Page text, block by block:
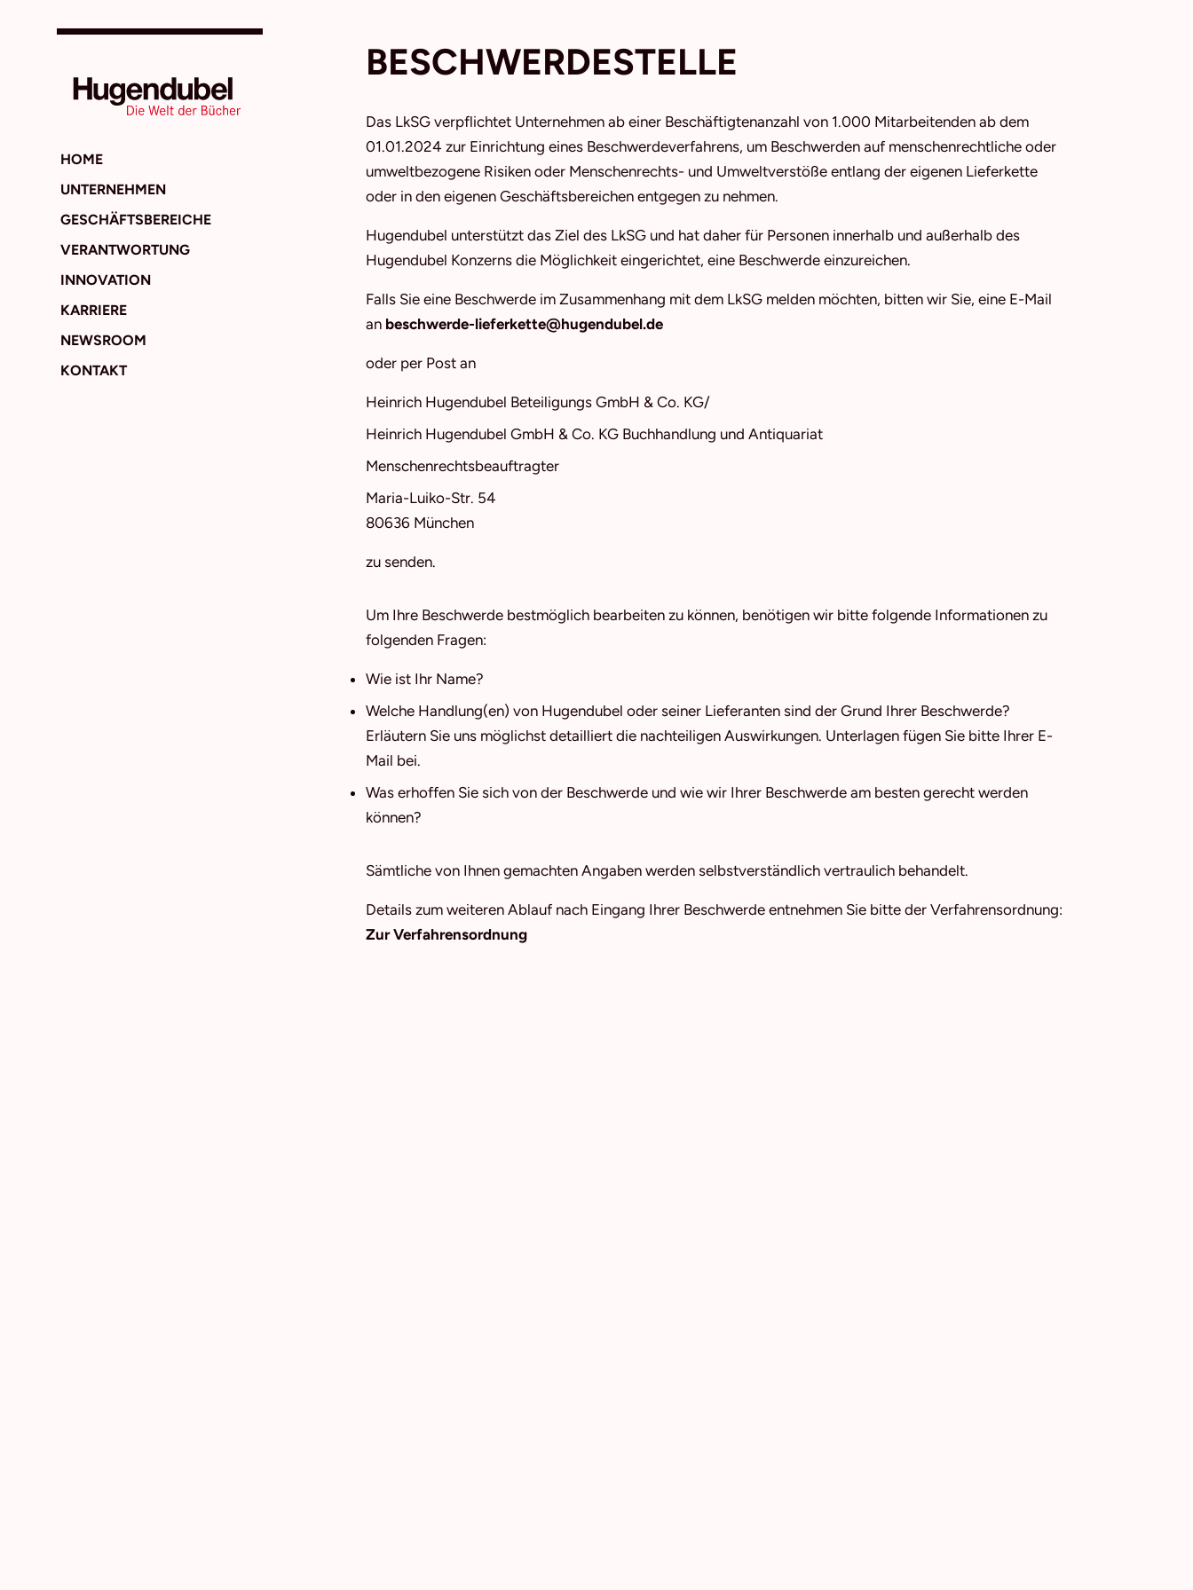
HOME
UNTERNEHMEN
GESCHÄFTSBEREICHE
VERANTWORTUNG
INNOVATION
KARRIERE
NEWSROOM
KONTAKT
BESCHWERDESTELLE
Das LkSG verpflichtet Unternehmen ab einer Beschäftigtenanzahl von 1.000 Mitarbeitenden ab dem
01.01.2024 zur Einrichtung eines Beschwerdeverfahrens, um Beschwerden auf menschenrechtliche oder
umweltbezogene Risiken oder Menschenrechts- und Umweltverstöße entlang der eigenen Lieferkette
oder in den eigenen Geschäftsbereichen entgegen zu nehmen.
Hugendubel unterstützt das Ziel des LkSG und hat daher für Personen innerhalb und außerhalb des
Hugendubel Konzerns die Möglichkeit eingerichtet, eine Beschwerde einzureichen.
Falls Sie eine Beschwerde im Zusammenhang mit dem LkSG melden möchten, bitten wir Sie, eine E-Mail
an beschwerde-lieferkette@hugendubel.de
oder per Post an
Heinrich Hugendubel Beteiligungs GmbH & Co. KG/
Heinrich Hugendubel GmbH & Co. KG Buchhandlung und Antiquariat
Menschenrechtsbeauftragter
Maria-Luiko-Str. 54
80636 München
zu senden.
Um Ihre Beschwerde bestmöglich bearbeiten zu können, benötigen wir bitte folgende Informationen zu
folgenden Fragen:
Wie ist Ihr Name?
Welche Handlung(en) von Hugendubel oder seiner Lieferanten sind der Grund Ihrer Beschwerde?
Erläutern Sie uns möglichst detailliert die nachteiligen Auswirkungen. Unterlagen fügen Sie bitte Ihrer E-
Mail bei.
Was erhoffen Sie sich von der Beschwerde und wie wir Ihrer Beschwerde am besten gerecht werden
können?
Sämtliche von Ihnen gemachten Angaben werden selbstverständlich vertraulich behandelt.
Details zum weiteren Ablauf nach Eingang Ihrer Beschwerde entnehmen Sie bitte der Verfahrensordnung:
Zur Verfahrensordnung